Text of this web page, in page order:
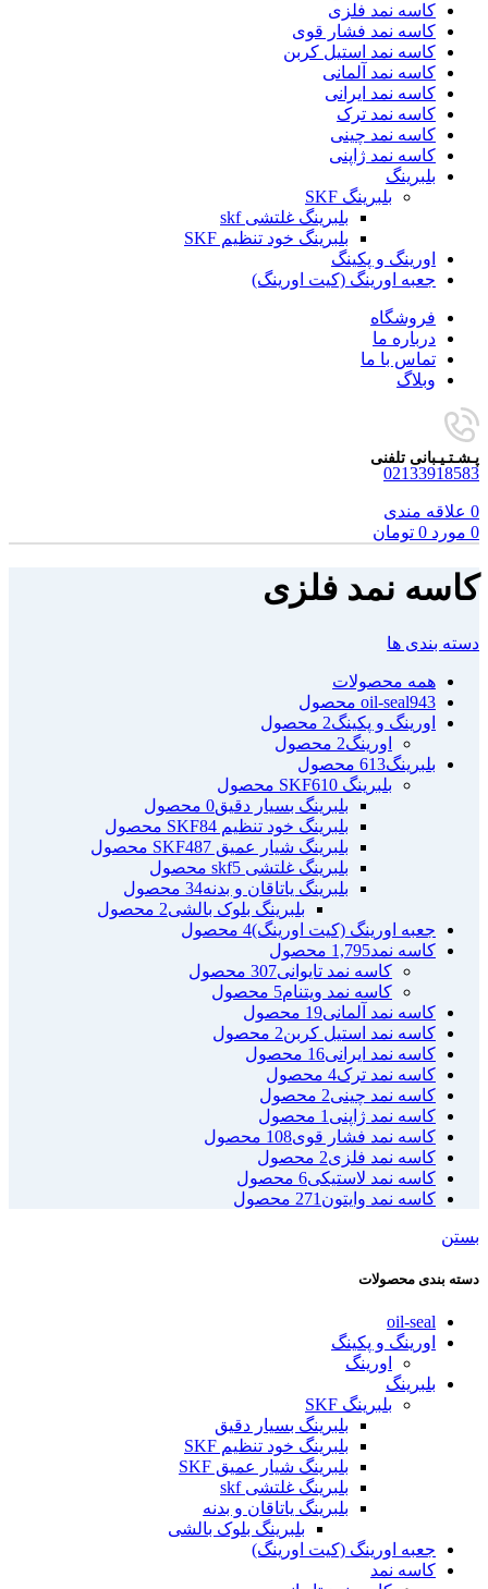
کاسه نمد فلزی
کاسه نمد فشار قوی
کاسه نمد استیل کربن
کاسه نمد آلمانی
کاسه نمد ایرانی
کاسه نمد ترک
کاسه نمد چینی
کاسه نمد ژاپنی
بلبرینگ
بلبرینگ SKF
بلبرینگ غلتشی skf
بلبرینگ خود تنظیم SKF
اورینگ و پکینگ
جعبه اورینگ (کیت اورینگ)
فروشگاه
درباره ما
تماس با ما
وبلاگ
پـشـتـیـبانی تلفنی
02133918583
0 علاقه مندی
0 مورد 0 تومان
کاسه نمد فلزی
دسته بندی ها
همه محصولات
oil-seal943 محصول
اورینگ و پکینگ2 محصول
اورینگ2 محصول
بلبرینگ613 محصول
بلبرینگ SKF 610 محصول
بلبرینگ بسیار دقیق0 محصول
بلبرینگ خود تنظیم SKF 84 محصول
بلبرینگ شیار عمیق SKF 487 محصول
بلبرینگ غلتشی skf 5 محصول
بلبرینگ یاتاقان و بدنه34 محصول
بلبرینگ بلوک بالشی2 محصول
جعبه اورینگ (کیت اورینگ)4 محصول
کاسه نمد1,795 محصول
کاسه نمد تایوانی307 محصول
کاسه نمد ویتنام5 محصول
کاسه نمد آلمانی19 محصول
کاسه نمد استیل کربن2 محصول
کاسه نمد ایرانی16 محصول
کاسه نمد ترک4 محصول
کاسه نمد چینی2 محصول
کاسه نمد ژاپنی 1 محصول
کاسه نمد فشار قوی108 محصول
کاسه نمد فلزی2 محصول
کاسه نمد لاستیکی6 محصول
کاسه نمد وایتون 271 محصول
بستن
دسته بندی محصولات
oil-seal
اورینگ و پکینگ
اورینگ
بلبرینگ
بلبرینگ SKF
بلبرینگ بسیار دقیق
بلبرینگ خود تنظیم SKF
بلبرینگ شیار عمیق SKF
بلبرینگ غلتشی skf
بلبرینگ یاتاقان و بدنه
بلبرینگ بلوک بالشی
جعبه اورینگ (کیت اورینگ)
کاسه نمد